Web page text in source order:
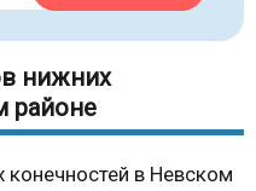
нижних
районе
в Невском